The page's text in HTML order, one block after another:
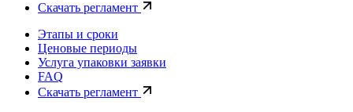
Скачать регламент
Этапы и сроки
Ценовые периоды
Услуга упаковки заявки
FAQ
Скачать регламент